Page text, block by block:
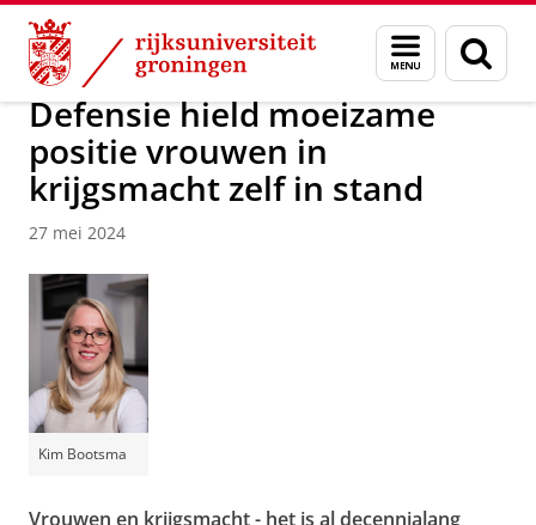
Skip
Content
Skip
Navigation
Menu
en
zoeken
Over ons Actueel Nieuws Nieuwsberichten
Defensie hield moeizame
positie vrouwen in
krijgsmacht zelf in stand
27 mei 2024
Kim Bootsma
Vrouwen en krijgsmacht - het is al decennialang